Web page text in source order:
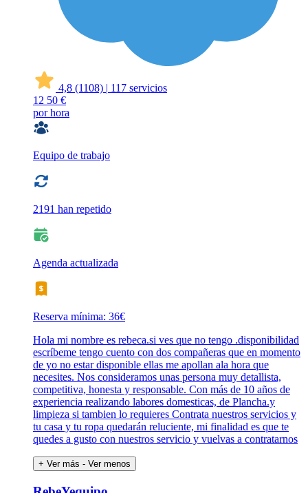
4,8 (1108) | 117 servicios
12 50 €
por hora
Equipo de trabajo
2191 han repetido
Agenda actualizada
Reserva mínima: 36€
Hola mi nombre es rebeca.si ves que no tengo .disponibilidad
escríbeme tengo cuento con dos compañeras que en momento
de yo no estar disponible ellas me apollan ala hora que
necesites. Nos consideramos unas persona muy detallista,
competitiva, honesta y responsable. Con más de 10 años de
experiencia realizando labores domesticas, de Plancha.y
limpieza si tambien lo requieres Contrata nuestros servicios y
tu casa y tu ropa quedarán reluciente, mi finalidad es que te
quedes a gusto con nuestros servicio y vuelvas a contratarnos
+ Ver más - Ver menos